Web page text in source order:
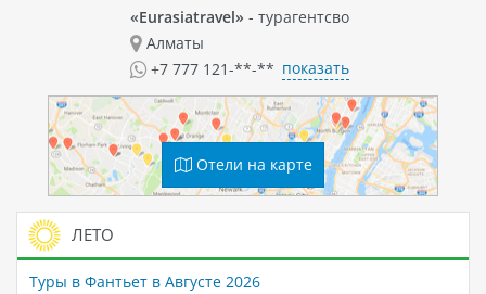
«Eurasiatravel» - турагентсво
Алматы
+7 777 121-**-** показать
Отели на карте
ЛЕТО
Туры в Фантьет в Августе 2026